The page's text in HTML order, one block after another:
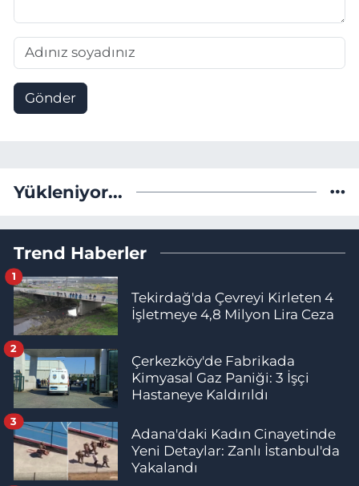
Gönder
Yükleniyor...
Trend Haberler
Tekirdağ'da Çevreyi Kirleten 4
İşletmeye 4,8 Milyon Lira Ceza
1
Çerkezköy'de Fabrikada
Kimyasal Gaz Paniği: 3 İşçi
Hastaneye Kaldırıldı
2
Adana'daki Kadın Cinayetinde
Yeni Detaylar: Zanlı İstanbul'da
Yakalandı
3